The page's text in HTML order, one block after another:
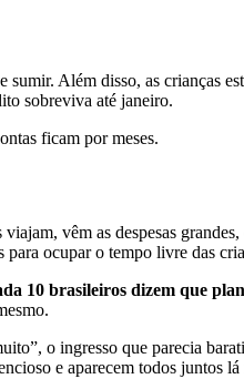
Além disso, as crianças
sobreviva até janeiro.
ficam por meses.
vêm as despesas
para ocupar o tempo livre das
10 brasileiros dizem que
o ingresso que parecia
e aparecem todos juntos